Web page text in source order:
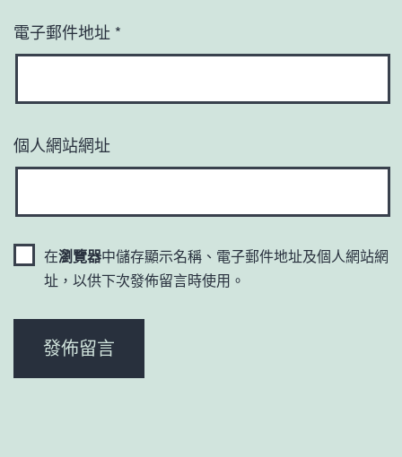
電子郵件地址 *
個人網站網址
在瀏覽器中儲存顯示名稱、電子郵件地址及個人網站網
址，以供下次發佈留言時使用。